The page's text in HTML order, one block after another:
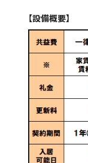
【設備概要】